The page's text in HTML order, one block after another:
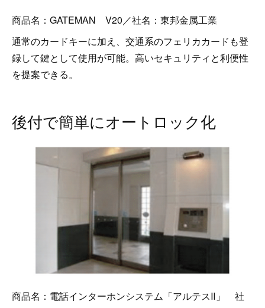
商品名：GATEMAN V20／社名：東邦金属工業
通常のカードキーに加え、交通系のフェリカカードも登
録して鍵として使用が可能。高いセキュリティと利便性
を提案できる。
後付で簡単にオートロック化
商品名：電話インターホンシステム「アルテスⅡ」 社